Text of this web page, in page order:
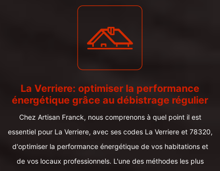
La Verriere: optimiser la performance
énergétique grâce au débistrage régulier
Chez Artisan Franck, nous comprenons à quel point il est
essentiel pour La Verriere, avec ses codes La Verriere et 78320,
d'optimiser la performance énergétique de vos habitations et
de vos locaux professionnels. L'une des méthodes les plus